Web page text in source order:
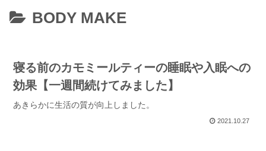
BODY MAKE
寝る前のカモミールティーの睡眠や入眠への
効果【一週間続けてみました】
あきらかに生活の質が向上しました。
2021.10.27